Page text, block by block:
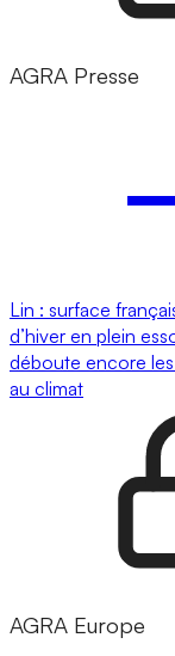
AGRA Presse
Lin : surface
d’hiver en plein
déboute encore
au climat
AGRA Europe